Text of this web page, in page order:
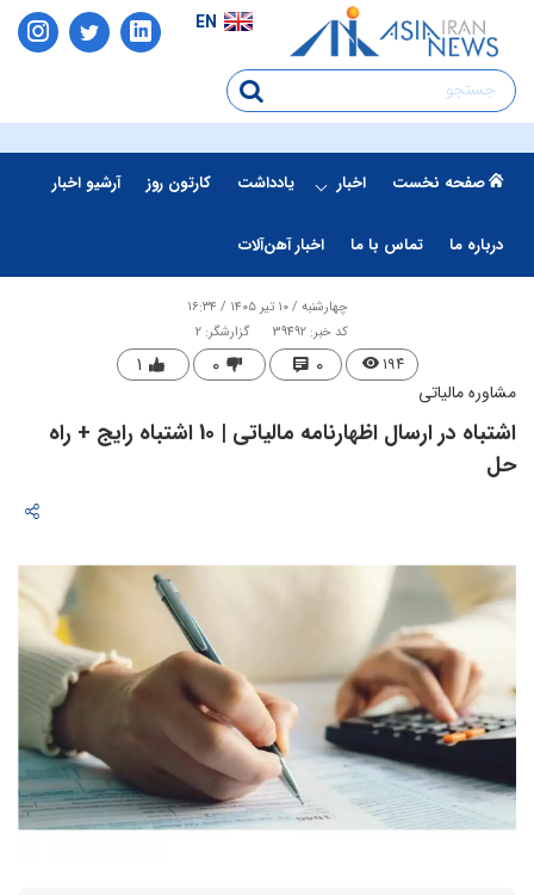
EN
صفحه نخست اخبار یادداشت کارتون روز آرشیو اخبار
درباره ما تماس با ما اخبار آهن‌آلات
چهارشنبه / ۱۰ تیر ۱۴۰۵ / ۱۶:۳۴
کد خبر: 39492
گزارشگر: 2
۱۹۴ ۰ ۰ ۱
مشاوره مالیاتی
اشتباه در ارسال اظهارنامه مالیاتی | 10 اشتباه رایج + راه
حل